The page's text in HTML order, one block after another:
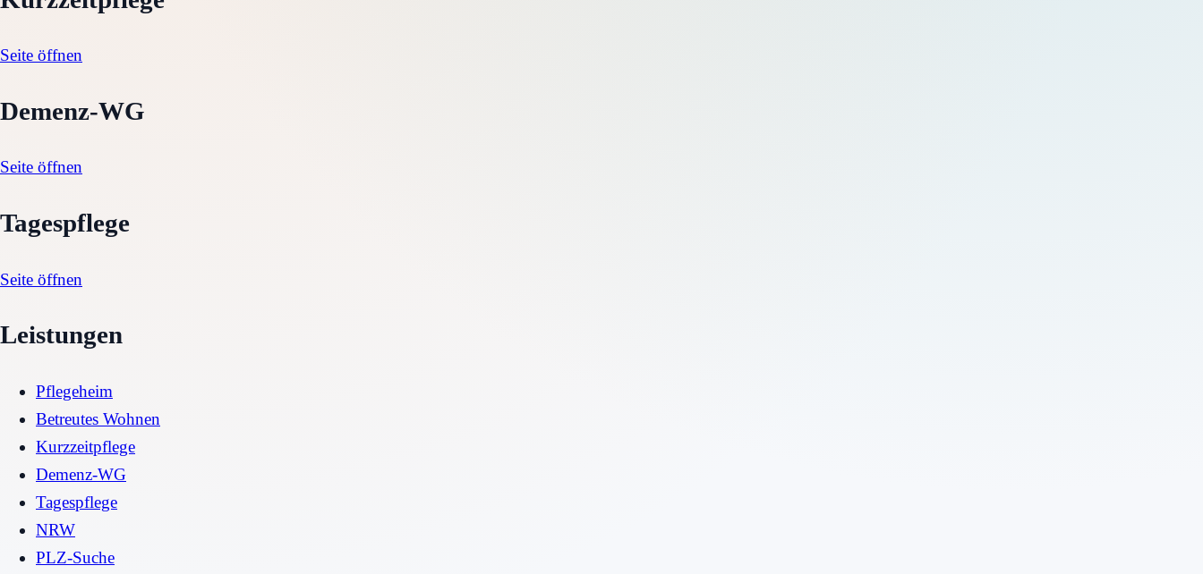
Seite öffnen
Demenz-WG
Seite öffnen
Tagespflege
Seite öffnen
Leistungen
Pflegeheim
Betreutes Wohnen
Kurzzeitpflege
Demenz-WG
Tagespflege
NRW
PLZ-Suche